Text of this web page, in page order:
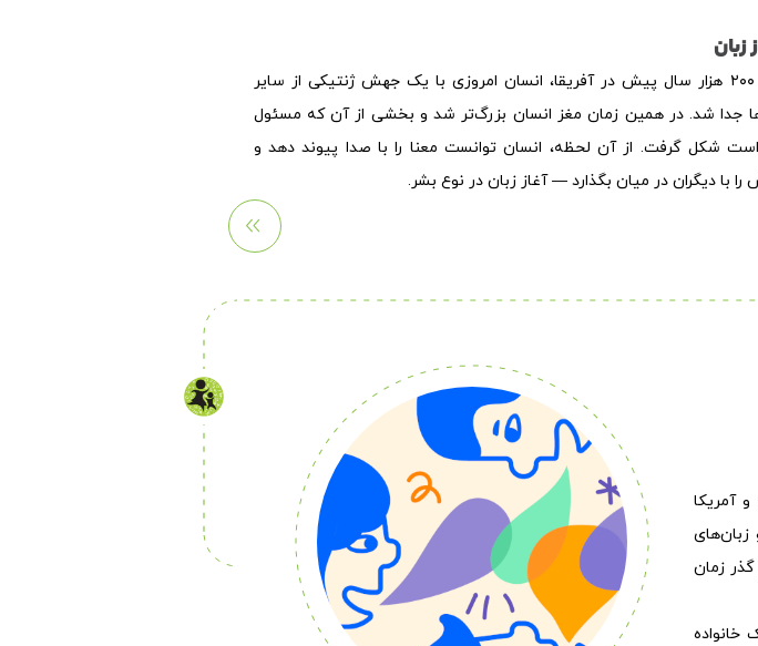
حدود ۲۰۰ هزار سال پیش در آفریقا، انسان امروزی با یک جهش ژنتیکی از سایر
جدا شد. در همین زمان مغز انسان بزرگ‌تر شد و بخشی از آن که مسئول
شکل گرفت. از آن لحظه، انسان توانست معنا را با صدا پیوند دهد و
را با دیگران در میان بگذارد — آغاز زبان در نوع بشر.
آمریکا
گذر زمان
خانواده